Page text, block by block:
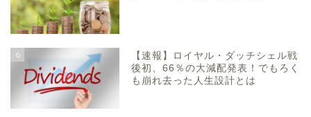
6
【速報】ロイヤル・ダッチシェル戦
後初、66％の大減配発表！でもろく
も崩れ去った人生設計とは